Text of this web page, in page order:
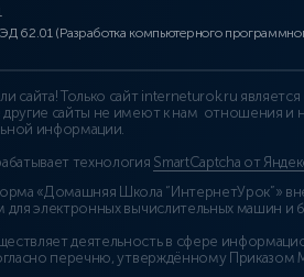
62.01 (Разработка компьютерного
сайта! Только сайт interneturok.ru
сайты не имеют к нам отношения и
информации.
технология SmartCaptcha от
«Домашняя Школа “ИнтернетУрок”»
для электронных вычислительных машин и
деятельность в сфере
перечню, утверждённому